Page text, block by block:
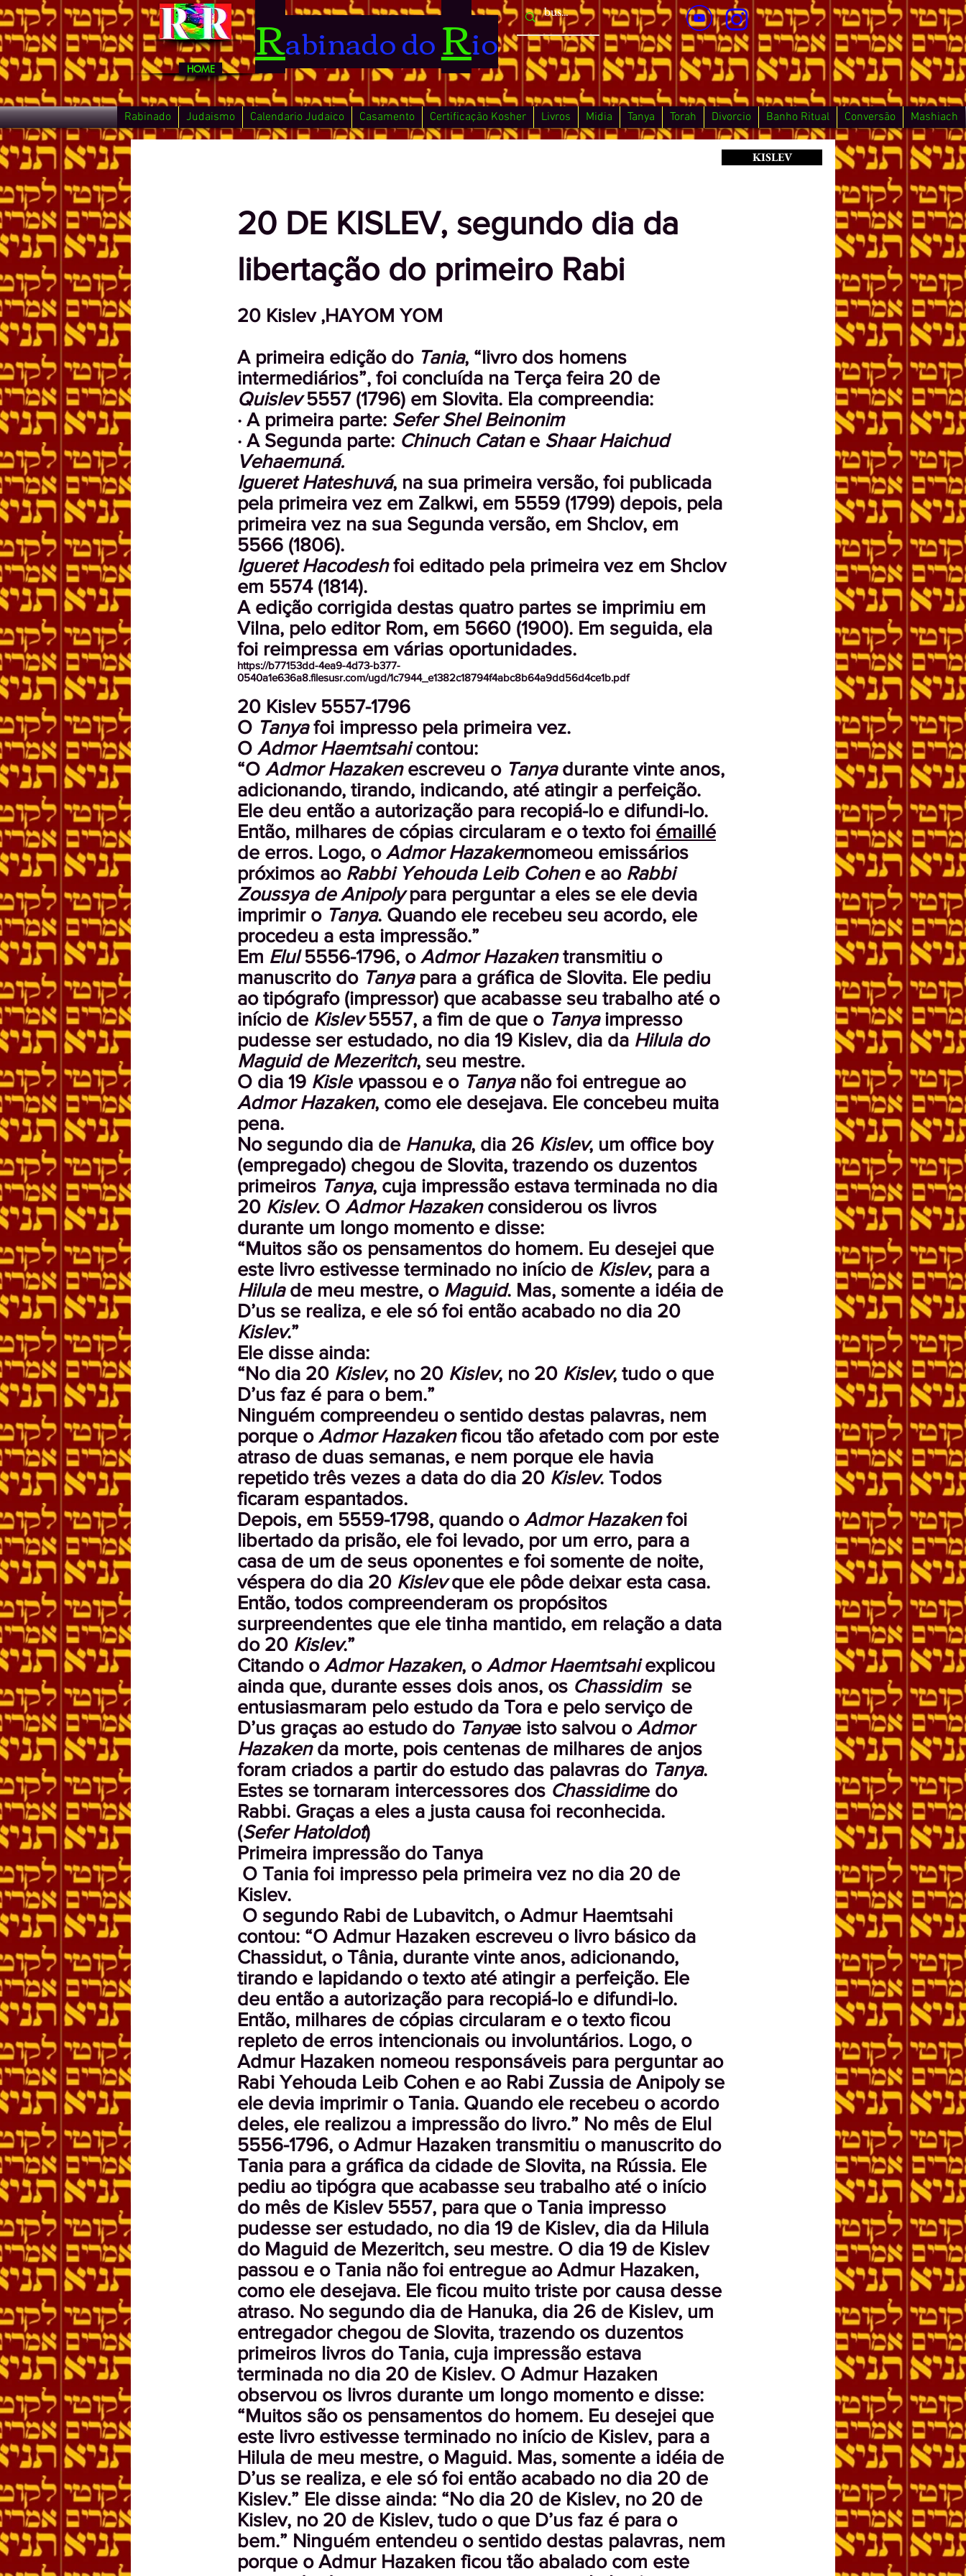
HOME Rabinado doRio
Rabinado Judaismo Calendario Judaico Casamento Certificação Kosher Livros Midia Tanya Torah Divorcio Banho Ritual Conversão Mashiach
KISLEV
20 DE KISLEV, segundo dia da
libertação do primeiro Rabi
20 Kislev ,HAYOM YOM
A primeira edição do Tania, “livro dos homens
intermediários”, foi concluída na Terça feira 20 de
Quislev5557 (1796) em Slovita. Ela compreendia:
· A primeira parte: Sefer Shel Beinonim
· A Segunda parte: Chinuch Catane Shaar Haichud
Vehaemuná.
Igueret Hateshuvá, na sua primeira versão, foi publicada
pela primeira vez em Zalkwi, em 5559 (1799) depois, pela
primeira vez na sua Segunda versão, em Shclov, em
5566 (1806).
Igueret Hacodeshfoi editado pela primeira vez em Shclov
em 5574 (1814).
A edição corrigida destas quatro partes se imprimiu em
Vilna, pelo editor Rom, em 5660 (1900). Em seguida, ela
foi reimpressa em várias oportunidades.
https://b77153dd-4ea9-4d73-b377-
0540a1e636a8.filesusr.com/ugd/1c7944_e1382c18794f4abc8b64a9dd56d4ce1b.pdf
20 Kislev 5557-1796
O Tanyafoi impresso pela primeira vez.
O Admor Haemtsahicontou:
“O Admor Hazakenescreveu o Tanyadurante vinte anos,
adicionando, tirando, indicando, até atingir a perfeição.
Ele deu então a autorização para recopiá-lo e difundi-lo.
Então, milhares de cópias circularam e o texto foi émaillé
de erros. Logo, o Admor Hazakennomeou emissários
próximos ao Rabbi Yehouda Leib Cohene ao Rabbi
Zoussya de Anipolypara perguntar a eles se ele devia
imprimir o Tanya. Quando ele recebeu seu acordo, ele
procedeu a esta impressão.”
Em Elul5556-1796, o Admor Hazakentransmitiu o
manuscrito do Tanyapara a gráfica de Slovita. Ele pediu
ao tipógrafo (impressor) que acabasse seu trabalho até o
início de Kislev5557, a fim de que o Tanyaimpresso
pudesse ser estudado, no dia 19 Kislev, dia da Hilula do
Maguid de Mezeritch, seu mestre.
O dia 19 Kisle vpassou e o Tanyanão foi entregue ao
Admor Hazaken, como ele desejava. Ele concebeu muita
pena.
No segundo dia de Hanuka, dia 26 Kislev, um office boy
(empregado) chegou de Slovita, trazendo os duzentos
primeiros Tanya, cuja impressão estava terminada no dia
20 Kislev. O Admor Hazakenconsiderou os livros
durante um longo momento e disse:
“Muitos são os pensamentos do homem. Eu desejei que
este livro estivesse terminado no início de Kislev, para a
Hilulade meu mestre, o Maguid. Mas, somente a idéia de
D’us se realiza, e ele só foi então acabado no dia 20
Kislev.”
Ele disse ainda:
“No dia 20 Kislev, no 20 Kislev, no 20 Kislev, tudo o que
D’us faz é para o bem.”
Ninguém compreendeu o sentido destas palavras, nem
porque o Admor Hazakenficou tão afetado com por este
atraso de duas semanas, e nem porque ele havia
repetido três vezes a data do dia 20 Kislev. Todos
ficaram espantados.
Depois, em 5559-1798, quando o Admor Hazakenfoi
libertado da prisão, ele foi levado, por um erro, para a
casa de um de seus oponentes e foi somente de noite,
véspera do dia 20 Kislevque ele pôde deixar esta casa.
Então, todos compreenderam os propósitos
surpreendentes que ele tinha mantido, em relação a data
do 20 Kislev.”
Citando o Admor Hazaken, o Admor Haemtsahiexplicou
ainda que, durante esses dois anos, os Chassidim se
entusiasmaram pelo estudo da Tora e pelo serviço de
D’us graças ao estudo do Tanyae isto salvou o Admor
Hazakenda morte, pois centenas de milhares de anjos
foram criados a partir do estudo das palavras do Tanya.
Estes se tornaram intercessores dos Chassidime do
Rabbi. Graças a eles a justa causa foi reconhecida.
(Sefer Hatoldot)
Primeira impressão do Tanya
O Tania foi impresso pela primeira vez no dia 20 de
Kislev.
O segundo Rabi de Lubavitch, o Admur Haemtsahi
contou: “O Admur Hazaken escreveu o livro básico da
Chassidut, o Tânia, durante vinte anos, adicionando,
tirando e lapidando o texto até atingir a perfeição. Ele
deu então a autorização para recopiá-lo e difundi-lo.
Então, milhares de cópias circularam e o texto ficou
repleto de erros intencionais ou involuntários. Logo, o
Admur Hazaken nomeou responsáveis para perguntar ao
Rabi Yehouda Leib Cohen e ao Rabi Zussia de Anipoly se
ele devia imprimir o Tania. Quando ele recebeu o acordo
deles, ele realizou a impressão do livro.” No mês de Elul
5556-1796, o Admur Hazaken transmitiu o manuscrito do
Tania para a gráfica da cidade de Slovita, na Rússia. Ele
pediu ao tipógra que acabasse seu trabalho até o início
do mês de Kislev 5557, para que o Tania impresso
pudesse ser estudado, no dia 19 de Kislev, dia da Hilula
do Maguid de Mezeritch, seu mestre. O dia 19 de Kislev
passou e o Tania não foi entregue ao Admur Hazaken,
como ele desejava. Ele ficou muito triste por causa desse
atraso. No segundo dia de Hanuka, dia 26 de Kislev, um
entregador chegou de Slovita, trazendo os duzentos
primeiros livros do Tania, cuja impressão estava
terminada no dia 20 de Kislev. O Admur Hazaken
observou os livros durante um longo momento e disse:
“Muitos são os pensamentos do homem. Eu desejei que
este livro estivesse terminado no início de Kislev, para a
Hilula de meu mestre, o Maguid. Mas, somente a idéia de
D’us se realiza, e ele só foi então acabado no dia 20 de
Kislev.” Ele disse ainda: “No dia 20 de Kislev, no 20 de
Kislev, no 20 de Kislev, tudo o que D’us faz é para o
bem.” Ninguém entendeu o sentido destas palavras, nem
porque o Admur Hazaken ficou tão abalado com este